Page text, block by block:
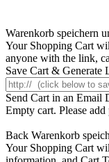
Warenkorb speichern
Your Shopping Cart
anyone with the link,
Save Cart & Generate
Send Cart in an Email
Empty cart. Please
Back Warenkorb
Your Shopping Cart